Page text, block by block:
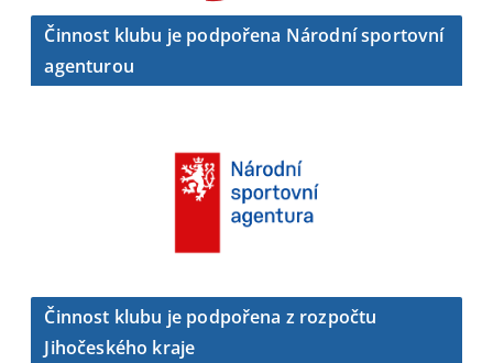
Činnost klubu je podpořena Národní sportovní
agenturou
Činnost klubu je podpořena z rozpočtu
Jihočeského kraje